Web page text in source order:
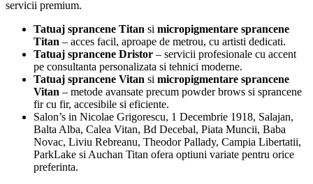
servicii premium.
Tatuaj sprancene Titan si micropigmentare sprancene
Titan – acces facil, aproape de metrou, cu artisti dedicati.
Tatuaj sprancene Dristor – servicii profesionale cu accent
pe consultanta personalizata si tehnici moderne.
Tatuaj sprancene Vitan si micropigmentare sprancene
Vitan – metode avansate precum powder brows si sprancene
fir cu fir, accesibile si eficiente.
Salon’s in Nicolae Grigorescu, 1 Decembrie 1918, Salajan,
Balta Alba, Calea Vitan, Bd Decebal, Piata Muncii, Baba
Novac, Liviu Rebreanu, Theodor Pallady, Campia Libertatii,
ParkLake si Auchan Titan ofera optiuni variate pentru orice
preferinta.